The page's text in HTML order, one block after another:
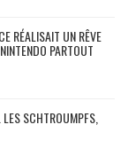
RÉALISAIT UN RÊVE
PARTOUT
SCHTROUMPFS,